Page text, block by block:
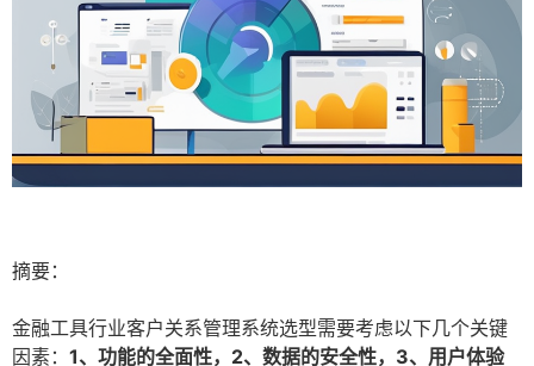
摘要：
金融工具行业客户关系管理系统选型需要考虑以下几个关键
因素： 1、功能的全面性，2、数据的安全性，3、用户体验